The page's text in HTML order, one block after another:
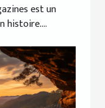
est un
histoire....